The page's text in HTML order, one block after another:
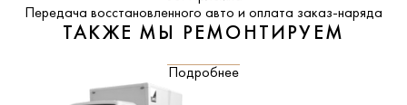
Передача восстановленного авто и оплата заказ-наряда
ТАКЖЕ МЫ РЕМОНТИРУЕМ
Подробнее